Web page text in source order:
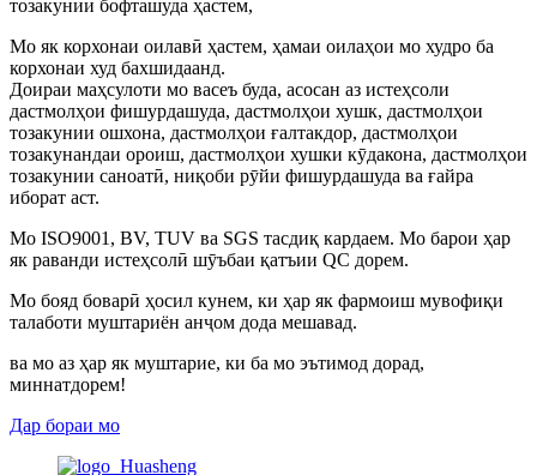
тозакунии бофташуда ҳастем,
Мо як корхонаи оилавӣ ҳастем, ҳамаи оилаҳои мо худро ба
корхонаи худ бахшидаанд.
Доираи маҳсулоти мо васеъ буда, асосан аз истеҳсоли
дастмолҳои фишурдашуда, дастмолҳои хушк, дастмолҳои
тозакунии ошхона, дастмолҳои ғалтакдор, дастмолҳои
тозакунандаи ороиш, дастмолҳои хушки кӯдакона, дастмолҳои
тозакунии саноатӣ, ниқоби рӯйи фишурдашуда ва ғайра
иборат аст.
Мо ISO9001, BV, TUV ва SGS тасдиқ кардаем. Мо барои ҳар
як раванди истеҳсолӣ шӯъбаи қатъии QC дорем.
Мо бояд боварӣ ҳосил кунем, ки ҳар як фармоиш мувофиқи
талаботи муштариён анҷом дода мешавад.
ва мо аз ҳар як муштарие, ки ба мо эътимод дорад,
миннатдорем!
Дар бораи мо